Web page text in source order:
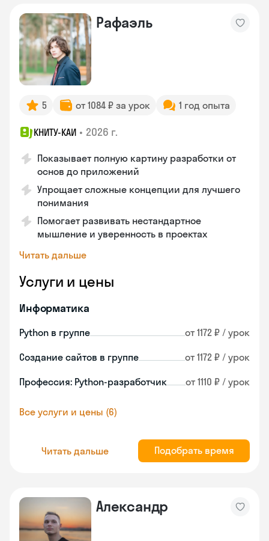
Рафаэль
5 от 1084 ₽ за урок 1 год опыта
КНИТУ-КАИ • 2026 г.
Показывает полную картину разработки от
основ до приложений
Упрощает сложные концепции для лучшего
понимания
Помогает развивать нестандартное
мышление и уверенность в проектах
Читать дальше
Услуги и цены
Информатика
Python в группе от 1172 ₽ / урок
Создание сайтов в группе от 1172 ₽ / урок
Профессия: Python-разработчик от 1110 ₽ / урок
Все услуги и цены (6)
Читать дальше Подобрать время
Александр